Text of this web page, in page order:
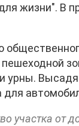
жизни". В
урны.
участка